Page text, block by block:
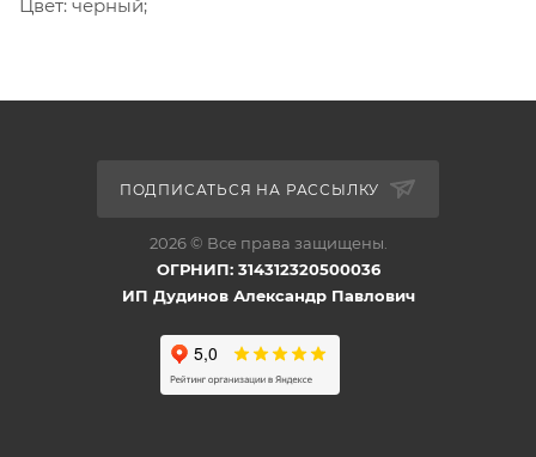
Цвет: черный;
ПОДПИСАТЬСЯ НА РАССЫЛКУ
2026 © Все права защищены.
ОГРНИП: 314312320500036
ИП Дудинов Александр Павлович